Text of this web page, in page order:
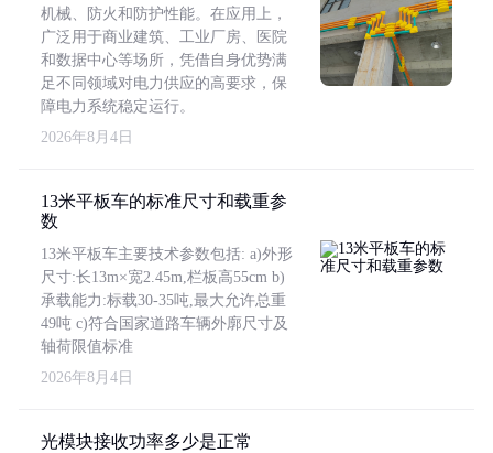
机械、防火和防护性能。在应用上，
广泛用于商业建筑、工业厂房、医院
和数据中心等场所，凭借自身优势满
足不同领域对电力供应的高要求，保
障电力系统稳定运行。
2026年8月4日
13米平板车的标准尺寸和载重参
数
13米平板车主要技术参数包括: a)外形
尺寸:长13m×宽2.45m,栏板高55cm b)
承载能力:标载30-35吨,最大允许总重
49吨 c)符合国家道路车辆外廓尺寸及
轴荷限值标准
2026年8月4日
光模块接收功率多少是正常